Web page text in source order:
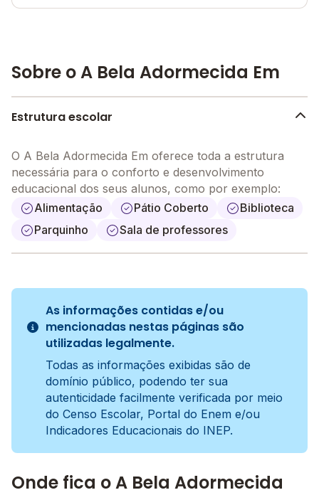
Sobre o A Bela Adormecida Em
Estrutura escolar
O A Bela Adormecida Em oferece toda a estrutura
necessária para o conforto e desenvolvimento
educacional dos seus alunos, como por exemplo:
Alimentação
Pátio Coberto
Biblioteca
Parquinho
Sala de professores
As informações contidas e/ou
mencionadas nestas páginas são
utilizadas legalmente.
Todas as informações exibidas são de
domínio público, podendo ter sua
autenticidade facilmente verificada por meio
do Censo Escolar, Portal do Enem e/ou
Indicadores Educacionais do INEP.
Onde fica o A Bela Adormecida